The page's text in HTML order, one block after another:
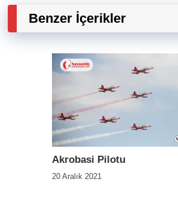
Benzer İçerikler
Akrobasi Pilotu
20 Aralık 2021